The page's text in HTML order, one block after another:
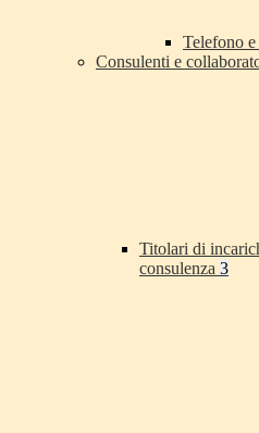
Telefono e
Consulenti e
Titolari di
consulenza 3